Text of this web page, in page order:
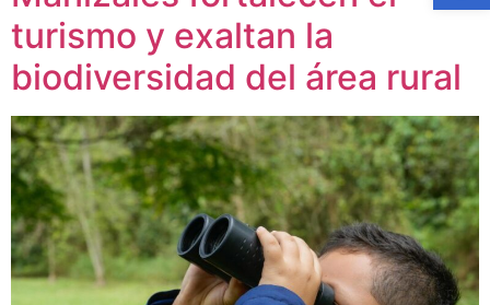
turismo y exaltan la
biodiversidad del área rural